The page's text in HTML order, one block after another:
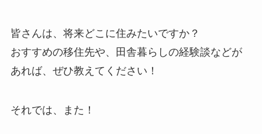
皆さんは、将来どこに住みたいですか？
おすすめの移住先や、田舎暮らしの経験談などが
あれば、ぜひ教えてください！
それでは、また！